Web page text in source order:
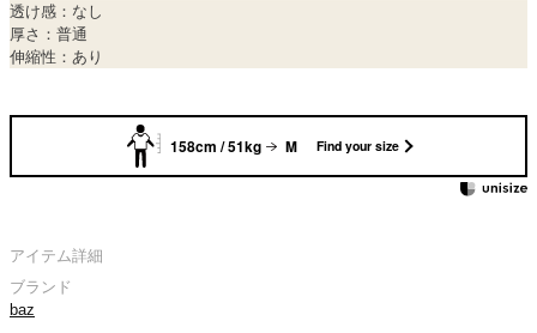
透け感：なし
厚さ：普通
伸縮性：あり
158cm / 51kg M Find your size
アイテム詳細
ブランド
baz